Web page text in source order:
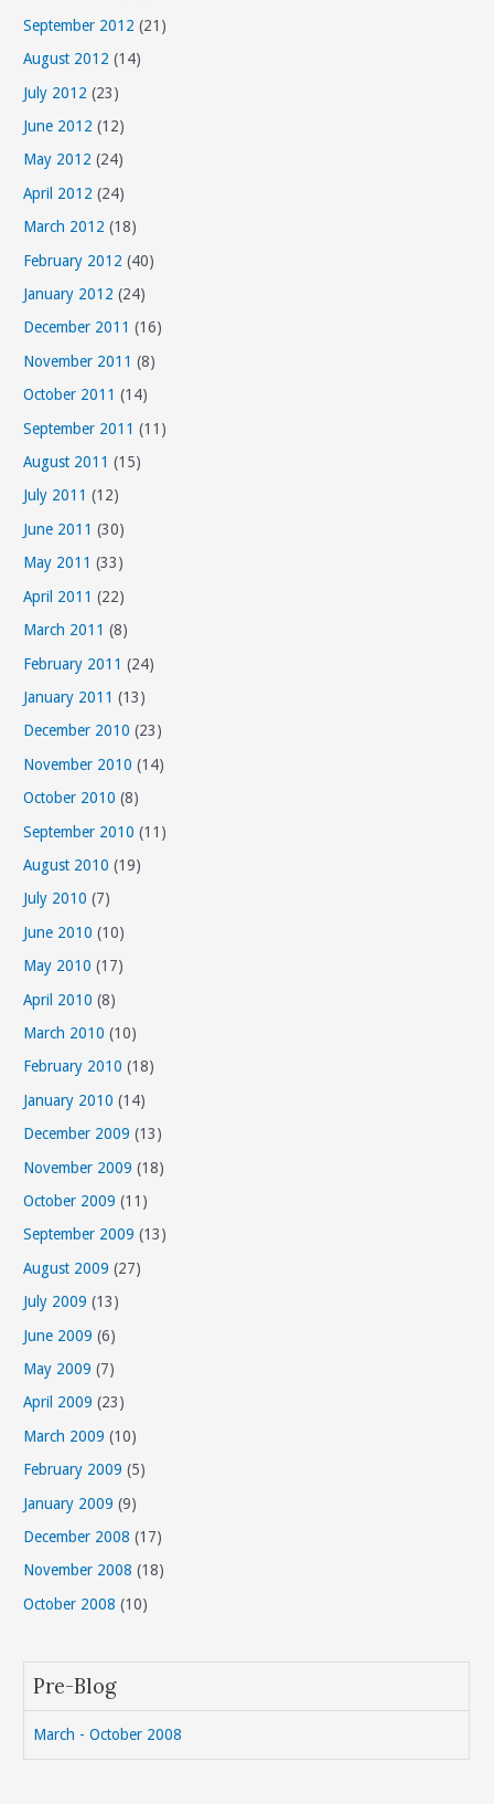
September 2012 (21)
August 2012 (14)
July 2012 (23)
June 2012 (12)
May 2012 (24)
April 2012 (24)
March 2012 (18)
February 2012 (40)
January 2012 (24)
December 2011 (16)
November 2011 (8)
October 2011 (14)
September 2011 (11)
August 2011 (15)
July 2011 (12)
June 2011 (30)
May 2011 (33)
April 2011 (22)
March 2011 (8)
February 2011 (24)
January 2011 (13)
December 2010 (23)
November 2010 (14)
October 2010 (8)
September 2010 (11)
August 2010 (19)
July 2010 (7)
June 2010 (10)
May 2010 (17)
April 2010 (8)
March 2010 (10)
February 2010 (18)
January 2010 (14)
December 2009 (13)
November 2009 (18)
October 2009 (11)
September 2009 (13)
August 2009 (27)
July 2009 (13)
June 2009 (6)
May 2009 (7)
April 2009 (23)
March 2009 (10)
February 2009 (5)
January 2009 (9)
December 2008 (17)
November 2008 (18)
October 2008 (10)
Pre-Blog
March - October 2008